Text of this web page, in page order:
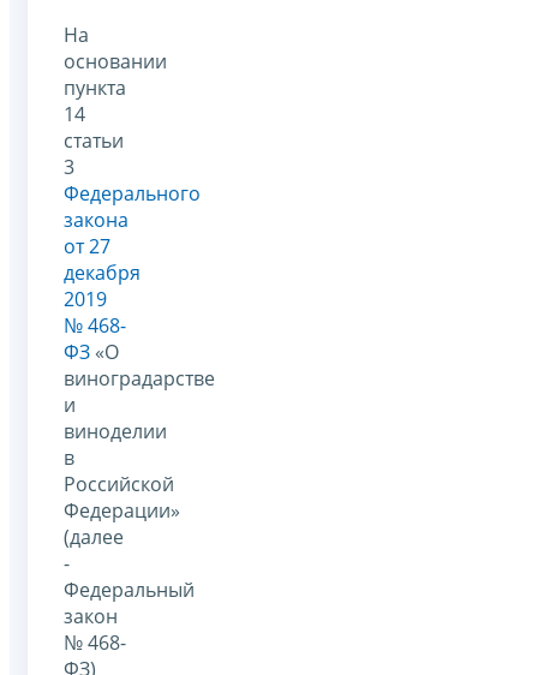
На
основании
пункта
14
статьи
3
Федерального
закона
от 27
декабря
2019
№ 468-
ФЗ «О
виноградарстве
и
виноделии
в
Российской
Федерации»
(далее
-
Федеральный
закон
№ 468-
ФЗ)